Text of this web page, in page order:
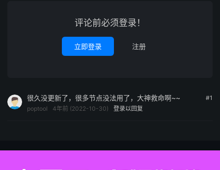
评论前必须登录！
立即登录 注册
#1
很久没更新了，很多节点没法用了，大神救命啊~~
poptool 4年前 (2022-10-30) 登录以回复